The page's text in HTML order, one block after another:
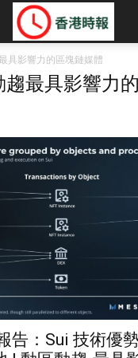
具影響力的區塊鏈媒體
趨最具影響力
告：Sui 技術優